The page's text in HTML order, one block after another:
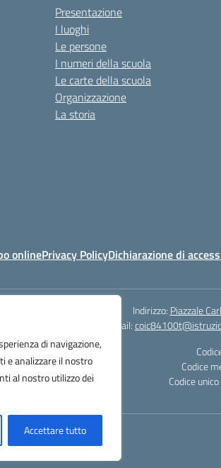
di navigazione,
e analizzare il nostro
al nostro utilizzo dei
Accettare tutto
Presentazione
I luoghi
Le persone
I numeri della scuola
Le carte della scuola
Organizzazione
La storia
onlinePrivacy PolicyDichiarazione di
Indirizzo: Piazzale
Email:
Codice
Codice